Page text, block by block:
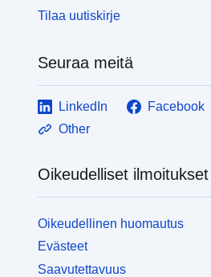
Tilaa uutiskirje
Seuraa meitä
LinkedIn Facebook
Other
Oikeudelliset ilmoitukset
Oikeudellinen huomautus
Evästeet
Saavutettavuus